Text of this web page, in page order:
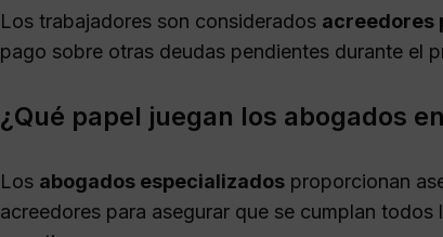
Los trabajadores son considerados acreedores
pago sobre otras deudas pendientes durante el
¿Qué papel juegan los abogados
Los abogados especializados proporcionan
acreedores para asegurar que se cumplan